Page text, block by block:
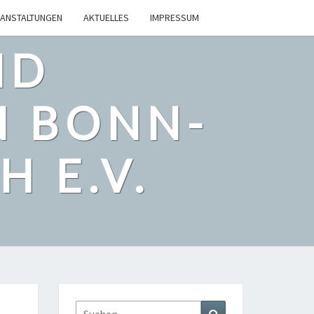
AKTUELLES IMPRESSUM
BONN-
E.V.
Suchen